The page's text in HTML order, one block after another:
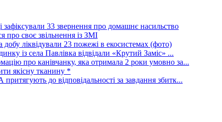
зафіксували 33 звернення про домашнє насильство
про своє звільнення із ЗМІ
ліквідували 23 пожежі в екосистемах (фото)
із села Павлівка відвідали «Крутий Заміс» ...
про канівчанку, яка отримала 2 роки умовно за...
якісну тканину *
до відповідальності за завдання збитк...